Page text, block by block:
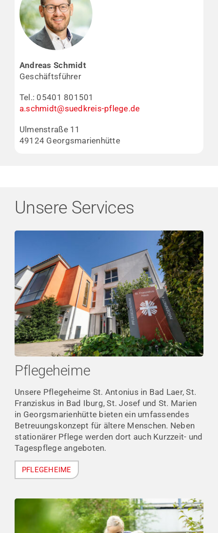
Andreas Schmidt
Geschäftsführer
Tel.: 05401 801501
a.schmidt@suedkreis-pflege.de
Ulmenstraße 11
49124 Georgsmarienhütte
Unsere Services
Pflegeheime
Unsere Pflegeheime St. Antonius in Bad Laer, St.
Franziskus in Bad Iburg, St. Josef und St. Marien
in Georgsmarienhütte bieten ein umfassendes
Betreuungskonzept für ältere Menschen. Neben
stationärer Pflege werden dort auch Kurzzeit- und
Tagespflege angeboten.
PFLEGEHEIME